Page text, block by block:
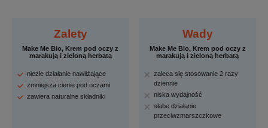
Zalety
Make Me Bio, Krem pod oczy z
marakują i zieloną herbatą
niezłe działanie nawilżające
zmniejsza cienie pod oczami
zawiera naturalne składniki
Wady
Make Me Bio, Krem pod oczy z
marakują i zieloną herbatą
zaleca się stosowanie 2 razy
dziennie
niska wydajność
słabe działanie
przeciwzmarszczkowe